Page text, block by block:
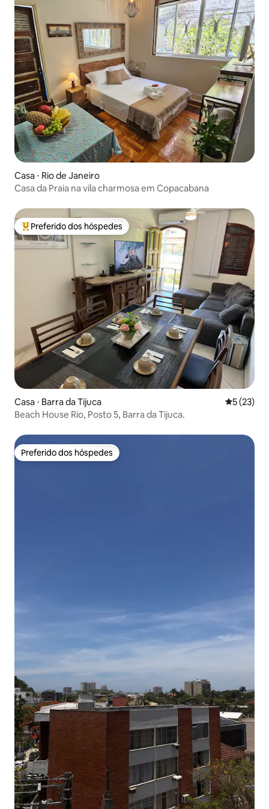
Casa ⋅ Rio de Janeiro
Casa da Praia na vila charmosa em Copacabana
Entre os melhores preferidos dos hóspedes
Preferido dos hóspedes
Casa ⋅ Barra da Tijuca 5 de uma
5 (23)
Beach House Rio, Posto 5, Barra da Tijuca.
Preferido dos hóspedes
Preferido dos hóspedes